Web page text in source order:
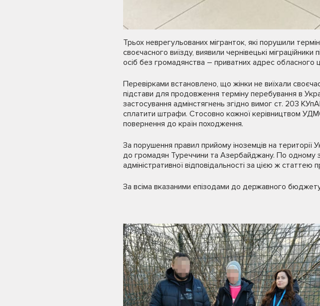
Трьох неврегульованих мігранток, які порушили
своєчасного виїзду, виявили чернівецькі
осіб без громадянства – приватних адрес обласного
Перевірками встановлено, що жінки не виїхали
підстави для продовження терміну перебування в
застосування адмінстягнень згідно вимог ст. 203
сплатити штрафи. Стосовно кожної керівництвом
повернення до країн походження.
За порушення правил прийому іноземців на території
до громадян Туреччини та Азербайджану. По одному
адміністративної відповідальності за цією ж статтею
За всіма вказаними епізодами до державного